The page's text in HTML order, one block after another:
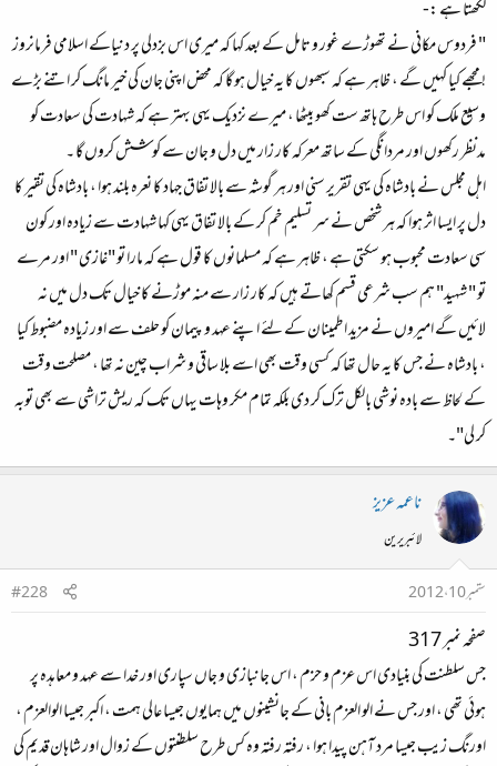
لکھتا ہے :-
" فردوس مکانی نے تھوڑے غور و تامل کے بعد کہا کہ میری اس بزدلی پر دنیاکے اسلامی فرمانروز
! مجھے کیا کہیں گے ، ظاہر ہے کہ سبھوں کا یہ خیال ہو گا کہ محض اپنی جان کی خیر مانگ کر اتنے بڑے
وسیع ملک کو اس طرح ہاتھ ست کھو بیٹھا ، میرے نزدیک یہی بہتر ہے کہ شہادت کی سعادت کو
مدنظر رکھوں اور مردانگی کے ساتھ معرکہ کار زار میں دل و جان سے کوشش کروں گا ۔
اہل مجلس نے بادشاہ کی یہی تقریر سنی اور ہر گوشہ سے بالا تفاق جہاد کا نعرہ بلند ہوا ، بادشاہ کی تقیر کا
دل پر ایسا اثر ہوا کہ ہر شخص نے سر تسلیم خم کر کے بالا تفاق یہی کہا شہادت سے زیادہ اور کون
سی سعادت محبوب ہو سکتی ہے ، ظاہر ہے کہ مسلمانوں کا قول ہے کہ مارا تو "غازی " اور مرے
تو " شہید" ہم سب شرعی قسم کھاتے ہیں کہ کار زار سے منہ موڑنے کا خیال تک دل میں نہ
لائیں گے امیروں نے مزید اطمینان کے لئے اپنے عہد و پیمان کو حلف سے اور زیادہ مضبوط کیا
، بادشاہ نے جس کا یہ حال تھا کہ کسی وقت بھی اسے بلا ساقی و شراب چین نہ تھا ، مصلحت وقت
کے لحاظ سے بادہ نوشی بالکل ترک کر دی بلکہ تمام مکر وہات یہاں تک کہ ریش تراشی سے بھی توبہ
کر لی"۔
ناعمہ عزیز
لائبریرین
ستمبر 10، 2012
#228
صفحہ نمبر 317
جس سلطنت کی بنیادی اس عزم و حزم ، اس جانبازی و جاں سپاری اور خدا سے عہد و معاہدہ پر
ہوئی تھی ، اور جس نے الو العزم بانی کے جانشینوں میں ہمایوں جیسا عالی ہمت ، اکبر جیسا الوالعزم ،
اورنگ زیب جیسا مرد آہن پیدا ہوا ، رفتہ رفتہ وہ کس طرح سلطنتوں کے زوال اور شاہان قدیم کی